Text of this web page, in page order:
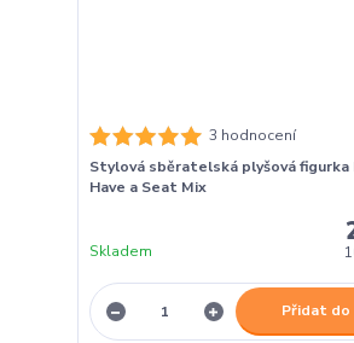
3 hodnocení
Stylová sběratelská plyšová figurka
Have a Seat Mix
Skladem
Přidat do